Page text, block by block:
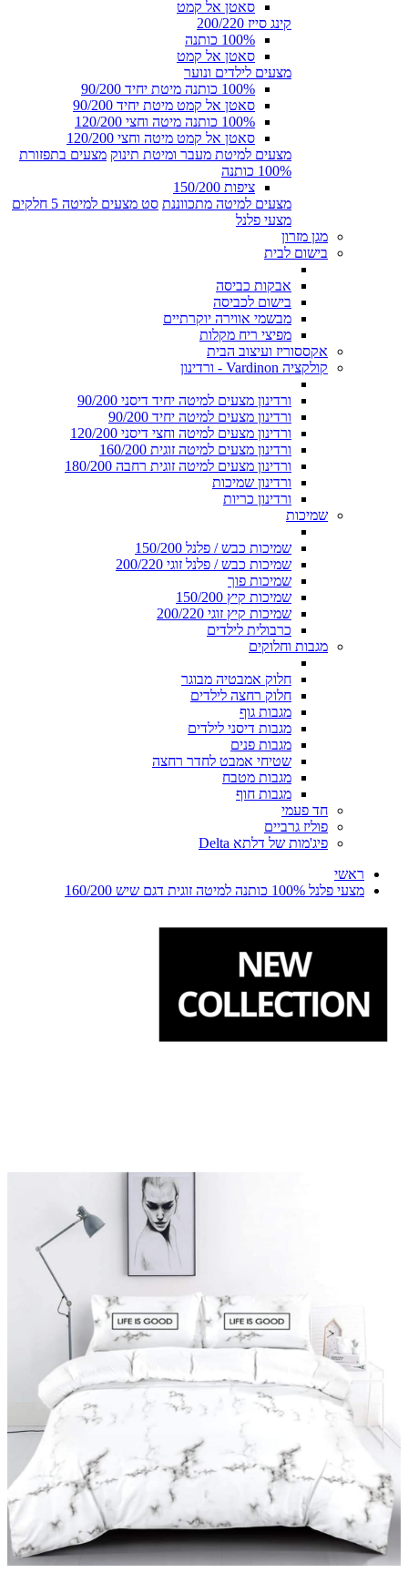
סאטן אל קמט
קינג סייז 200/220
100% כותנה
סאטן אל קמט
מצעים לילדים ונוער
100% כותנה מיטת יחיד 90/200
סאטן אל קמט מיטת יחיד 90/200
100% כותנה מיטה וחצי 120/200
סאטן אל קמט מיטה וחצי 120/200
מצעים למיטת מעבר ומיטת תינוק מצעים בתפזורת
100% כותנה
ציפות 150/200
מצעים למיטה מתכווננת סט מצעים למיטה 5 חלקים
מצעי פלנל
מגן מזרון
בישום לבית
אבקות כביסה
בישום לכביסה
מבשמי אווירה יוקרתיים
מפיצי ריח מקלות
אקססוריז ועיצוב הבית
קולקציה Vardinon - ורדינון
ורדינון מצעים למיטה יחיד דיסני 90/200
ורדינון מצעים למיטה יחיד 90/200
ורדינון מצעים למיטה וחצי דיסני 120/200
ורדינון מצעים למיטה זוגית 160/200
ורדינון מצעים למיטה זוגית רחבה 180/200
ורדינון שמיכות
ורדינון כריות
שמיכות
שמיכות כבש / פלנל 150/200
שמיכות כבש / פלנל זוגי 200/220
שמיכות פוך
שמיכות קיץ 150/200
שמיכות קיץ זוגי 200/220
כרבולית לילדים
מגבות וחלוקים
חלוק אמבטיה מבוגר
חלוק רחצה לילדים
מגבות גוף
מגבות דיסני לילדים
מגבות פנים
שטיחי אמבט לחדר רחצה
מגבות מטבח
מגבות חוף
חד פעמי
פוליז גרביים
פיג'מות של דלתא Delta
ראשי
מצעי פלנל 100% כותנה למיטה זוגית דגם שיש 160/200